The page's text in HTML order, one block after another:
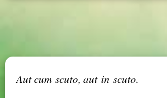
Aut cum scuto, aut in scuto.